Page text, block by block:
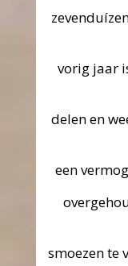
vorig jaar
delen en
een
smoezen te